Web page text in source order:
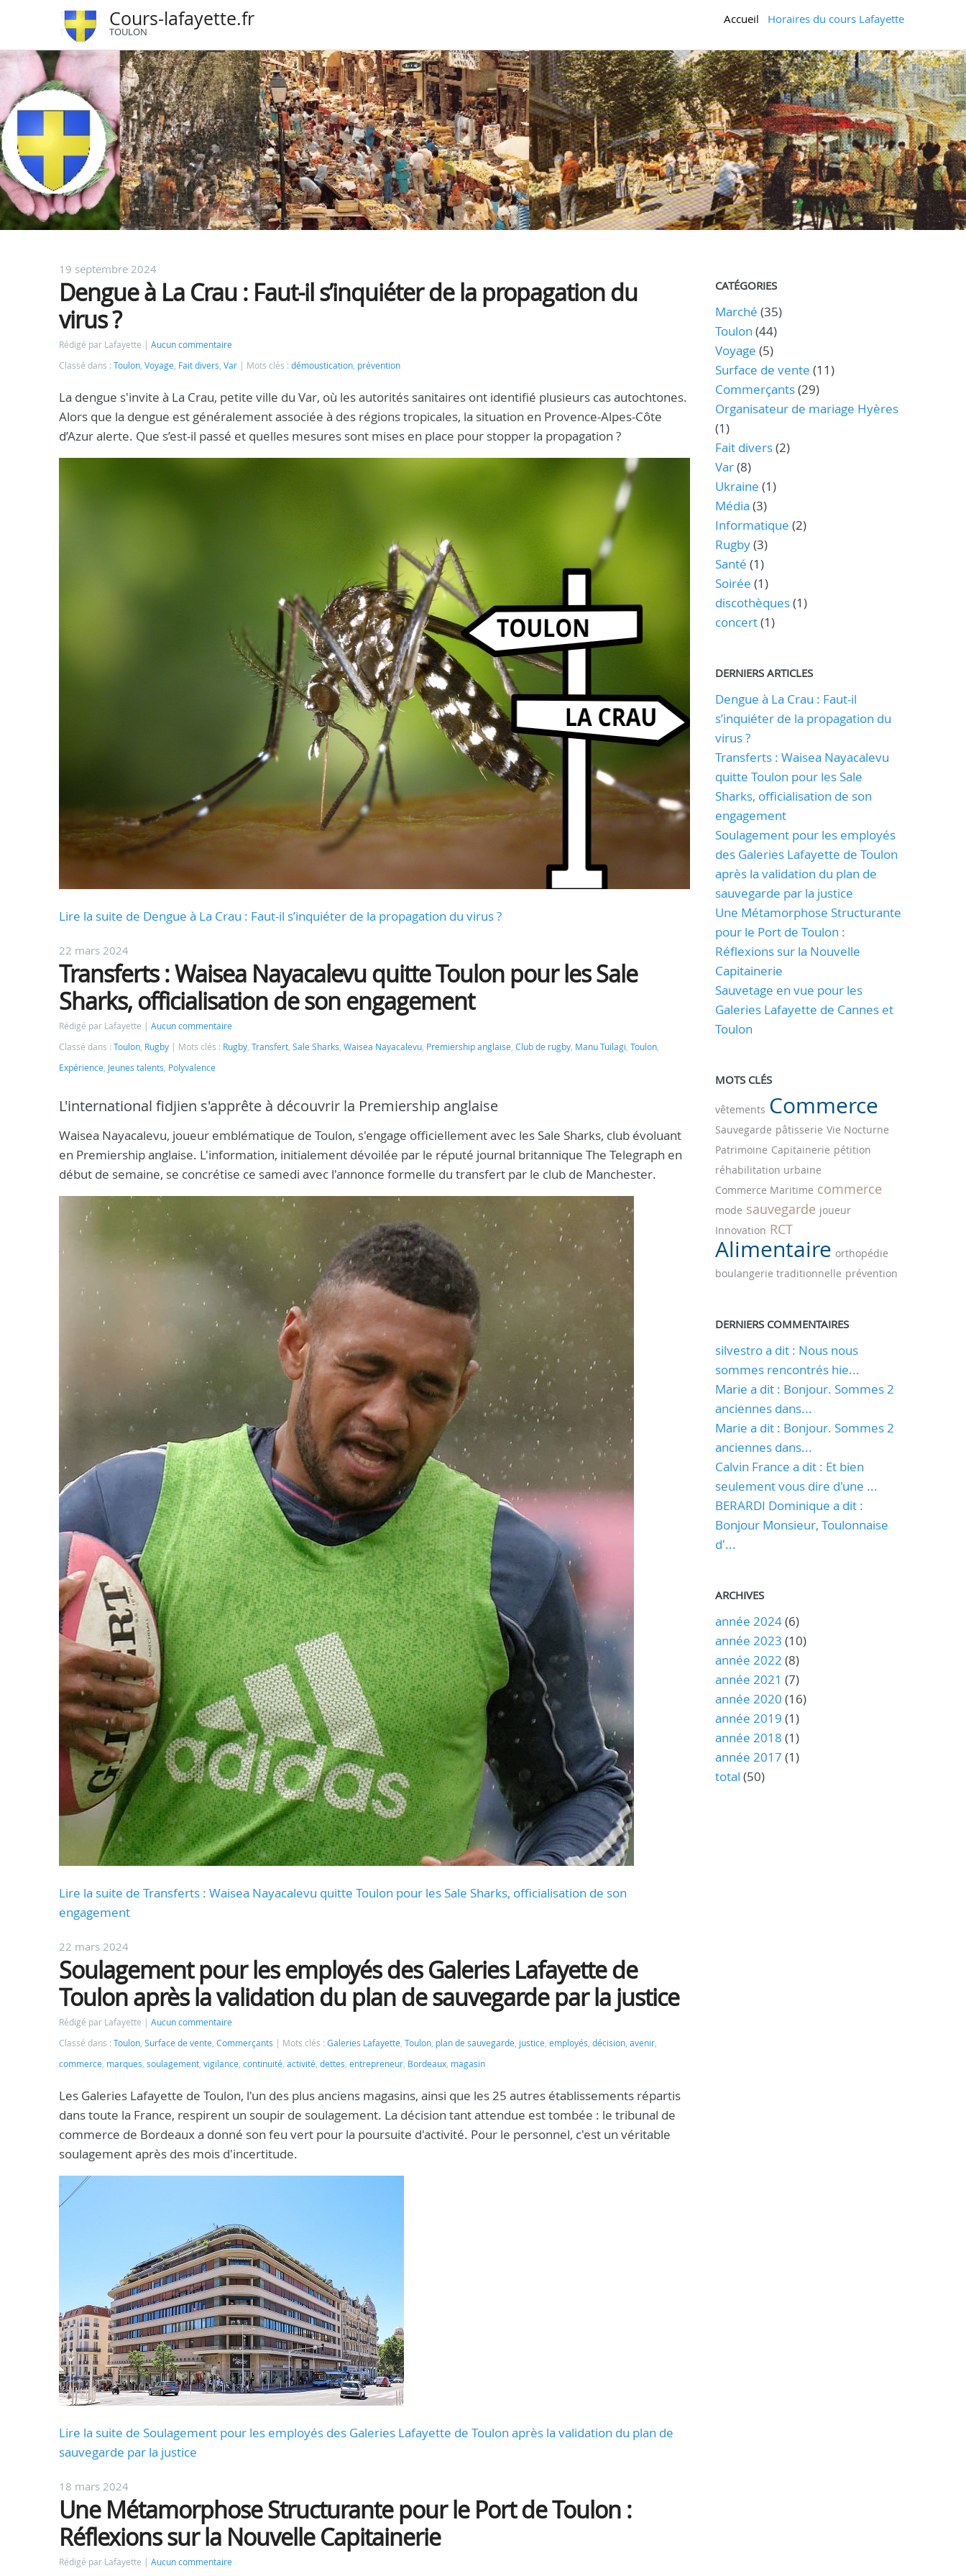
Cours-lafayette.fr
TOULON
Accueil Horaires du cours Lafayette
19 septembre 2024
Dengue à La Crau : Faut-il s’inquiéter de la propagation du
virus ?
Rédigé par Lafayette
Aucun commentaire
Classé dans : Toulon, Voyage, Fait divers, Var Mots clés : démoustication, prévention
La dengue s'invite à La Crau, petite ville du Var, où les autorités sanitaires ont identifié plusieurs cas autochtones.
Alors que la dengue est généralement associée à des régions tropicales, la situation en Provence-Alpes-Côte
d’Azur alerte. Que s’est-il passé et quelles mesures sont mises en place pour stopper la propagation ?
Lire la suite de Dengue à La Crau : Faut-il s’inquiéter de la propagation du virus ?
22 mars 2024
Transferts : Waisea Nayacalevu quitte Toulon pour les Sale
Sharks, officialisation de son engagement
Rédigé par Lafayette
Aucun commentaire
Classé dans : Toulon, Rugby Mots clés : Rugby, Transfert, Sale Sharks, Waisea Nayacalevu, Premiership anglaise, Club de rugby, Manu Tuilagi, Toulon,
Expérience, Jeunes talents, Polyvalence
L'international fidjien s'apprête à découvrir la Premiership anglaise
Waisea Nayacalevu, joueur emblématique de Toulon, s'engage officiellement avec les Sale Sharks, club évoluant
en Premiership anglaise. L'information, initialement dévoilée par le réputé journal britannique The Telegraph en
début de semaine, se concrétise ce samedi avec l'annonce formelle du transfert par le club de Manchester.
Lire la suite de Transferts : Waisea Nayacalevu quitte Toulon pour les Sale Sharks, officialisation de son
engagement
22 mars 2024
Soulagement pour les employés des Galeries Lafayette de
Toulon après la validation du plan de sauvegarde par la justice
Rédigé par Lafayette
Aucun commentaire
Classé dans : Toulon, Surface de vente, Commerçants Mots clés : Galeries Lafayette, Toulon, plan de sauvegarde, justice, employés, décision, avenir,
commerce, marques, soulagement, vigilance, continuité, activité, dettes, entrepreneur, Bordeaux, magasin
Les Galeries Lafayette de Toulon, l'un des plus anciens magasins, ainsi que les 25 autres établissements répartis
dans toute la France, respirent un soupir de soulagement. La décision tant attendue est tombée : le tribunal de
commerce de Bordeaux a donné son feu vert pour la poursuite d'activité. Pour le personnel, c'est un véritable
soulagement après des mois d'incertitude.
Lire la suite de Soulagement pour les employés des Galeries Lafayette de Toulon après la validation du plan de
sauvegarde par la justice
18 mars 2024
Une Métamorphose Structurante pour le Port de Toulon :
Réflexions sur la Nouvelle Capitainerie
Rédigé par Lafayette Aucun commentaire
CATÉGORIES
Marché (35)
Toulon (44)
Voyage (5)
Surface de vente (11)
Commerçants(29)
Organisateur de mariage Hyères
(1)
Fait divers(2)
Var(8)
Ukraine (1)
Média (3)
Informatique (2)
Rugby(3)
Santé (1)
Soirée (1)
discothèques(1)
concert(1)
DERNIERS ARTICLES
Dengue à La Crau : Faut-il
s’inquiéter de la propagation du
virus ?
Transferts : Waisea Nayacalevu
quitte Toulon pour les Sale
Sharks, officialisation de son
engagement
Soulagement pour les employés
des Galeries Lafayette de Toulon
après la validation du plan de
sauvegarde par la justice
Une Métamorphose Structurante
pour le Port de Toulon :
Réflexions sur la Nouvelle
Capitainerie
Sauvetage en vue pour les
Galeries Lafayette de Cannes et
Toulon
MOTS CLÉS
vêtements Commerce
Sauvegarde pâtisserie Vie Nocturne
Patrimoine Capitainerie pétition
réhabilitation urbaine
Commerce Maritime commerce
mode sauvegarde joueur
Innovation RCT
Alimentaire orthopédie
boulangerie traditionnelle prévention
DERNIERS COMMENTAIRES
silvestro a dit : Nous nous
sommes rencontrés hie...
Marie a dit : Bonjour. Sommes 2
anciennes dans...
Marie a dit : Bonjour. Sommes 2
anciennes dans...
Calvin France a dit : Et bien
seulement vous dire d'une ...
BERARDI Dominique a dit :
Bonjour Monsieur, Toulonnaise
d'...
ARCHIVES
année 2024(6)
année 2023 (10)
année 2022 (8)
année 2021 (7)
année 2020 (16)
année 2019 (1)
année 2018 (1)
année 2017 (1)
total (50)